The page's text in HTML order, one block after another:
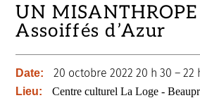
UN MISANTHROPE
Assoiffés d’Azur
Date: 20 octobre 2022 20 h 30 –22
Lieu:
Centre culturel La Loge -